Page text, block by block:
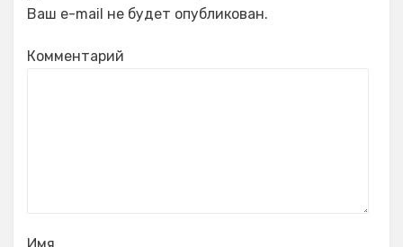
Ваш e-mail не будет опубликован.
Комментарий